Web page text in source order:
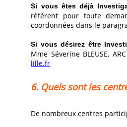
Si vous êtes déjà
référent pour toute
coordonnées dans le
Si vous désirez être
Mme Séverine BLEUSE,
lille.fr
6. Quels sont les
De nombreux centres